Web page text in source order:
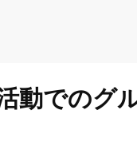
動でのグ